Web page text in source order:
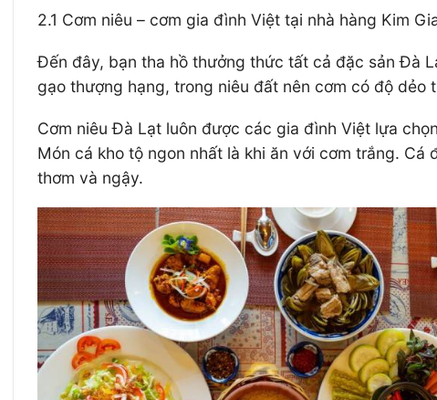
2.1 Cơm niêu – cơm gia đình Việt tại nhà hàng Kim
Đến đây, bạn tha hồ thưởng thức tất cả đặc sản Đà
gạo thượng hạng, trong niêu đất nên cơm có độ
Cơm niêu Đà Lạt luôn được các gia đình Việt lựa
Món cá kho tộ ngon nhất là khi ăn với cơm trắng.
thơm và ngậy.